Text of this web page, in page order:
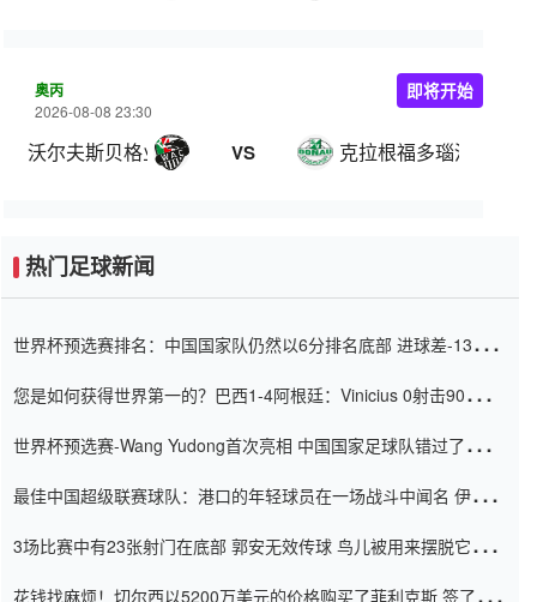
奥丙
2026-08-08 23:30
沃尔夫斯贝格业余队 VS 克拉根福多瑙河
即将开始
热门足球新闻
世界杯预选赛排名：中国国家队仍然以6分排名底部 进球差-13令人
您是如何获得世界第一的？巴西1-4阿根廷：Vinicius 0射击90分钟
世界杯预选赛-Wang Yudong首次亮相 中国国家足球队错过了世界
最佳中国超级联赛球队：港口的年轻球员在一场战斗中闻名 伊万放
3场比赛中有23张射门在底部 郭安无效传球 鸟儿被用来摆脱它
花钱找麻烦！切尔西以5200万美元的价格购买了菲利克斯 签了7年